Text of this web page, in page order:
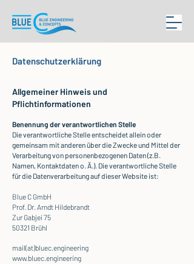
Datenschutzerklärung
Allgemeiner Hinweis und
Pflichtinformationen
Benennung der verantwortlichen Stelle
Die verantwortliche Stelle entscheidet allein oder
gemeinsam mit anderen über die Zwecke und Mittel der
Verarbeitung von personenbezogenen Daten (z.B.
Namen, Kontaktdaten o. Ä.). Die verantwortliche Stelle
für die Datenverarbeitung auf dieser Website ist:
Blue C GmbH
Prof. Dr. Arndt Hildebrandt
Zur Gabjei 75
50321 Brühl
mail(at)bluec.engineering
www.bluec.engineering